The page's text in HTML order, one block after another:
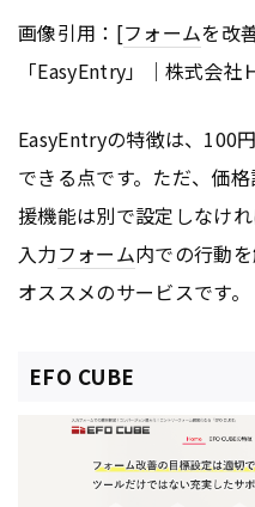
画像引用：[フォームを改
「EasyEntry」｜株式会社
EasyEntryの特徴は、100
できる点です。ただ、価
援機能は別で設定しなけ
入力フォーム内での行動
オススメのサービスです。
EFO CUBE